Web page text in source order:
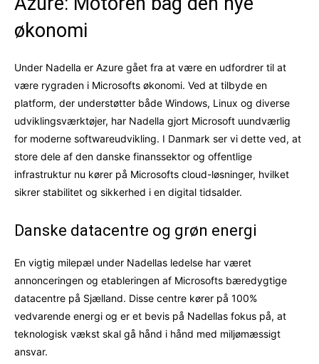
økonomi
Under Nadella er Azure gået fra at være en udfordrer til at
være rygraden i Microsofts økonomi. Ved at tilbyde en
platform, der understøtter både Windows, Linux og diverse
udviklingsværktøjer, har Nadella gjort Microsoft uundværlig
for moderne softwareudvikling. I Danmark ser vi dette ved, at
store dele af den danske finanssektor og offentlige
infrastruktur nu kører på Microsofts cloud-løsninger, hvilket
sikrer stabilitet og sikkerhed i en digital tidsalder.
Danske datacentre og grøn energi
En vigtig milepæl under Nadellas ledelse har været
annonceringen og etableringen af Microsofts bæredygtige
datacentre på Sjælland. Disse centre kører på 100%
vedvarende energi og er et bevis på Nadellas fokus på, at
teknologisk vækst skal gå hånd i hånd med miljømæssigt
ansvar.